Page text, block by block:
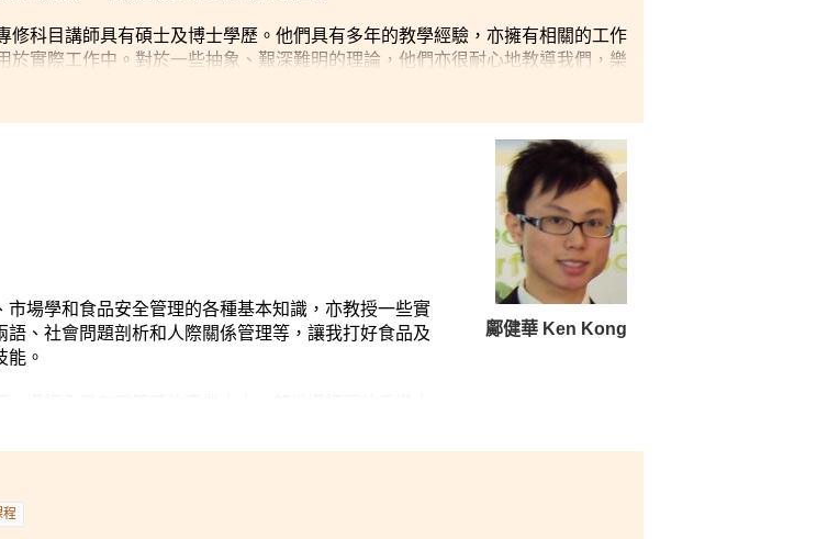
修科目講師具有碩士及博士學歷。他們具有多年的教學經驗，亦擁有相關的工作
於實際工作中。對於一些抽象、艱深難明的理論，他們亦很耐心地教導我們，樂
解決同學們學術上的疑難。另外，書院設備完善，設有食物及營養學實驗室，能
鄺健華 Ken Kong
市場學和食品安全管理的各種基本知識，亦教授一些實
、社會問題剖析和人際關係管理等，讓我打好食品及
能。
堂及具挑戰性的習作，讓我很容易便明白課堂上所教
會參觀本港的大型膳食公司，如：國泰航空飲食服務
實踐。這樣的教學方式，比起中學實在是有趣和有效